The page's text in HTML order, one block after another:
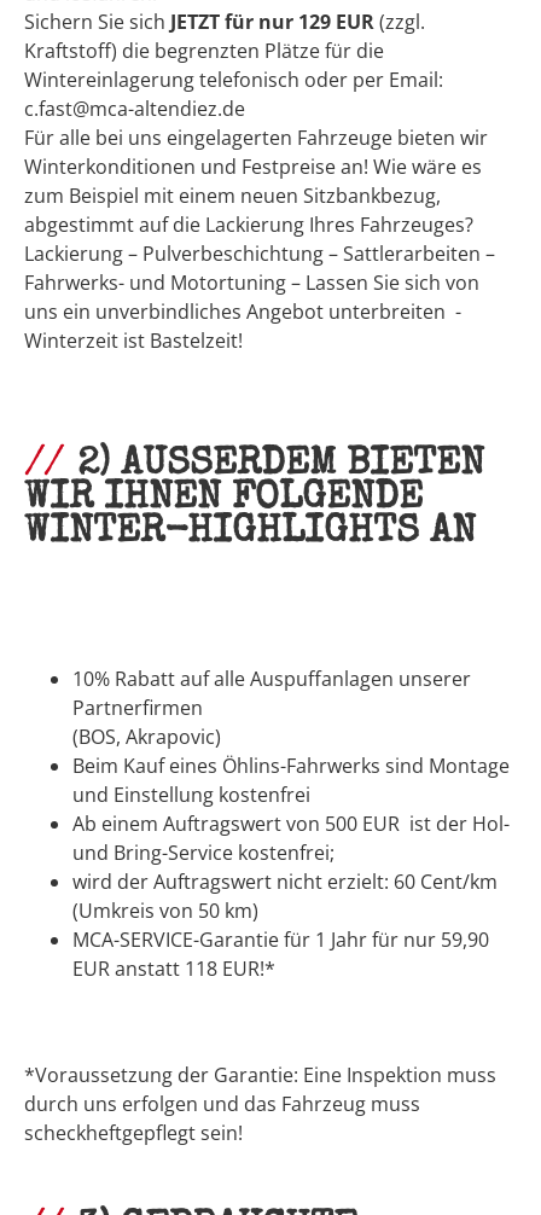
Sichern Sie sich JETZT für nur 129 EUR(zzgl.
Kraftstoff) die begrenzten Plätze für die
Wintereinlagerung telefonisch oder per Email:
c.fast@mca-altendiez.de
Für alle bei uns eingelagerten Fahrzeuge bieten wir
Winterkonditionen und Festpreise an! Wie wäre es
zum Beispiel mit einem neuen Sitzbankbezug,
abgestimmt auf die Lackierung Ihres Fahrzeuges?
Lackierung – Pulverbeschichtung – Sattlerarbeiten –
Fahrwerks- und Motortuning – Lassen Sie sich von
uns ein unverbindliches Angebot unterbreiten -
Winterzeit ist Bastelzeit!
2) AUSSERDEM BIETEN W
IR IHNEN FOLGENDE W
INTER-HIGHLIGHTS AN
10% Rabatt auf alle Auspuffanlagen unserer
Partnerfirmen
(BOS, Akrapovic)
Beim Kauf eines Öhlins-Fahrwerks sind Montage
und Einstellung kostenfrei
Ab einem Auftragswert von 500 EUR ist der Hol-
und Bring-Service kostenfrei;
wird der Auftragswert nicht erzielt: 60 Cent/km
(Umkreis von 50 km)
MCA-SERVICE-Garantie für 1 Jahr für nur 59,90
EUR anstatt 118 EUR!*
*Voraussetzung der Garantie: Eine Inspektion muss
durch uns erfolgen und das Fahrzeug muss
scheckheftgepflegt sein!